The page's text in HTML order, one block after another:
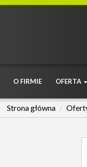
O FIRMIE OFERTA
Strona główna